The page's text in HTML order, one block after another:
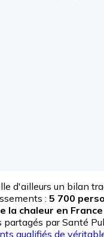
d'ailleurs un bilan
: 5 700
la chaleur en
par Santé
qualifiés de